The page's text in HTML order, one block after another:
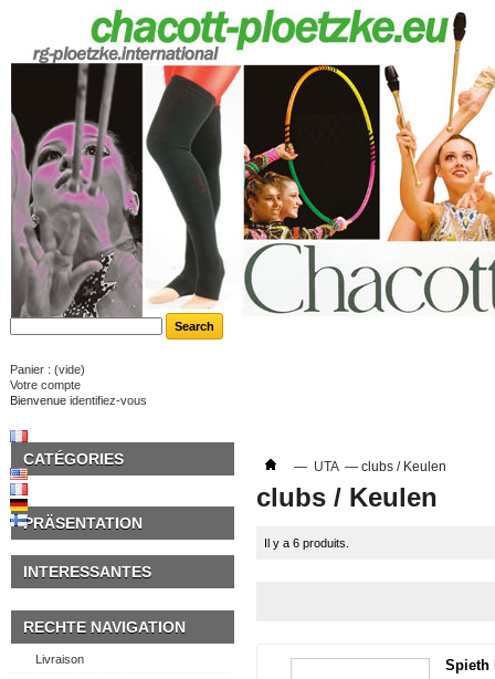
Panier : (vide)
Votre compte
Bienvenue identifiez-vous
CATÉGORIES
PRÄSENTATION
INTERESSANTES
RECHTE NAVIGATION
Livraison
— UTA — clubs / Keulen
clubs / Keulen
Il y a 6 produits.
Spieth